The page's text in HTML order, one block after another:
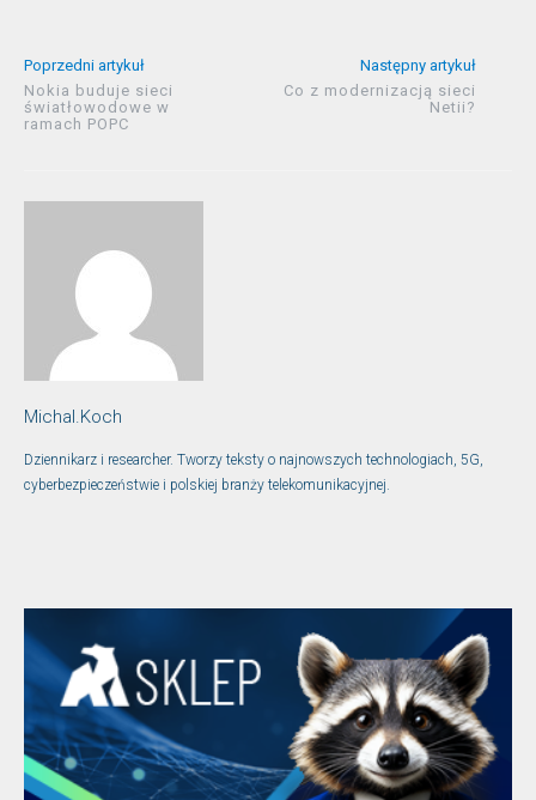
Poprzedni artykuł
Nokia buduje sieci
światłowodowe w
ramach POPC
Następny artykuł
Co z modernizacją sieci
Netii?
Michal.Koch
Dziennikarz i researcher. Tworzy teksty o najnowszych technologiach, 5G,
cyberbezpieczeństwie i polskiej branży telekomunikacyjnej.